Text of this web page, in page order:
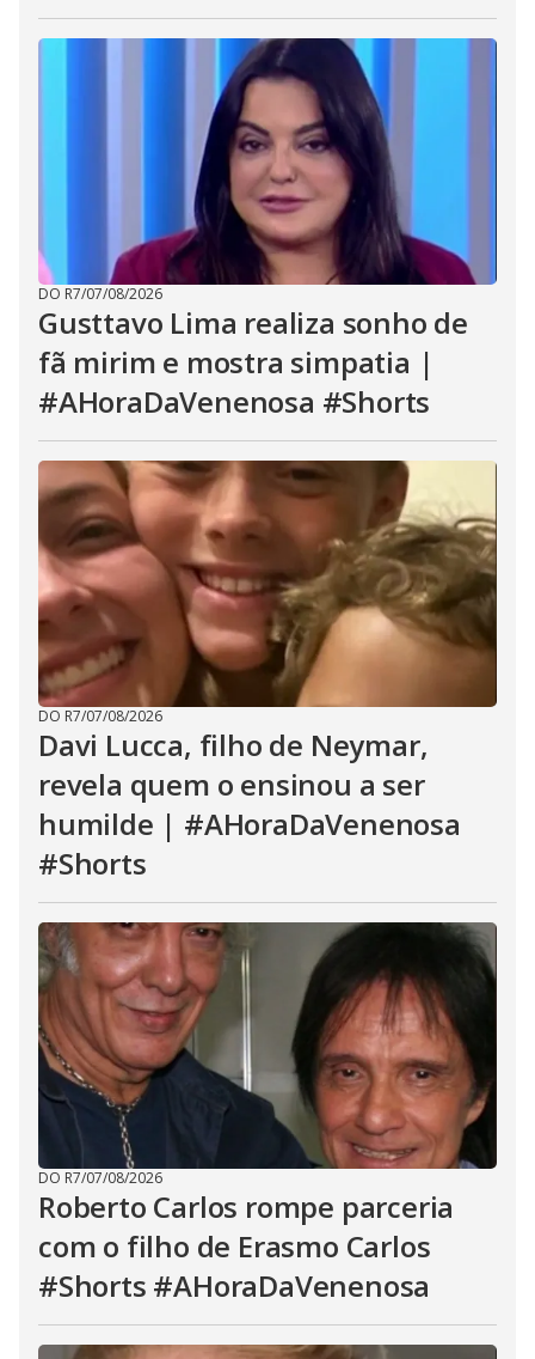
DO R7/07/08/2026
Gusttavo Lima realiza sonho de
fã mirim e mostra simpatia |
#AHoraDaVenenosa #Shorts
DO R7/07/08/2026
Davi Lucca, filho de Neymar,
revela quem o ensinou a ser
humilde | #AHoraDaVenenosa
#Shorts
DO R7/07/08/2026
Roberto Carlos rompe parceria
com o filho de Erasmo Carlos
#Shorts #AHoraDaVenenosa